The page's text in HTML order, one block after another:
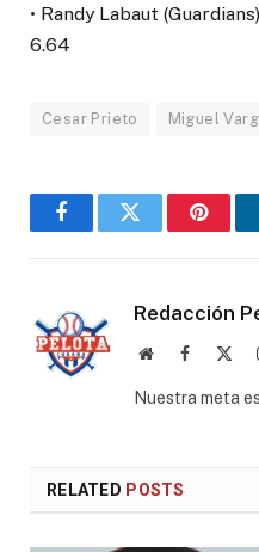
• Randy Labaut
6.64
Cesar Prieto Miguel
FacebookTwitter
Redacción
WebsiteFacebook
Nuestra meta
RELATED POSTS